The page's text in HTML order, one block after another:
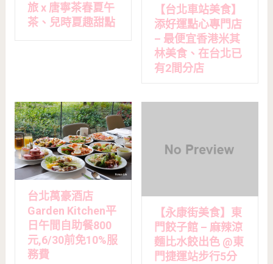
旅 x 唐寧茶春夏午
茶、兒時夏趣甜點
【台北車站美食】
添好運點心專門店
– 最便宜香港米其
林美食、在台北已
有2間分店
台北萬豪酒店
Garden Kitchen平
日午間自助餐800
元,6/30前免10%服
務費
【永康街美食】東
門餃子館 – 麻辣涼
麵比水餃出色 @東
門捷運站步行5分